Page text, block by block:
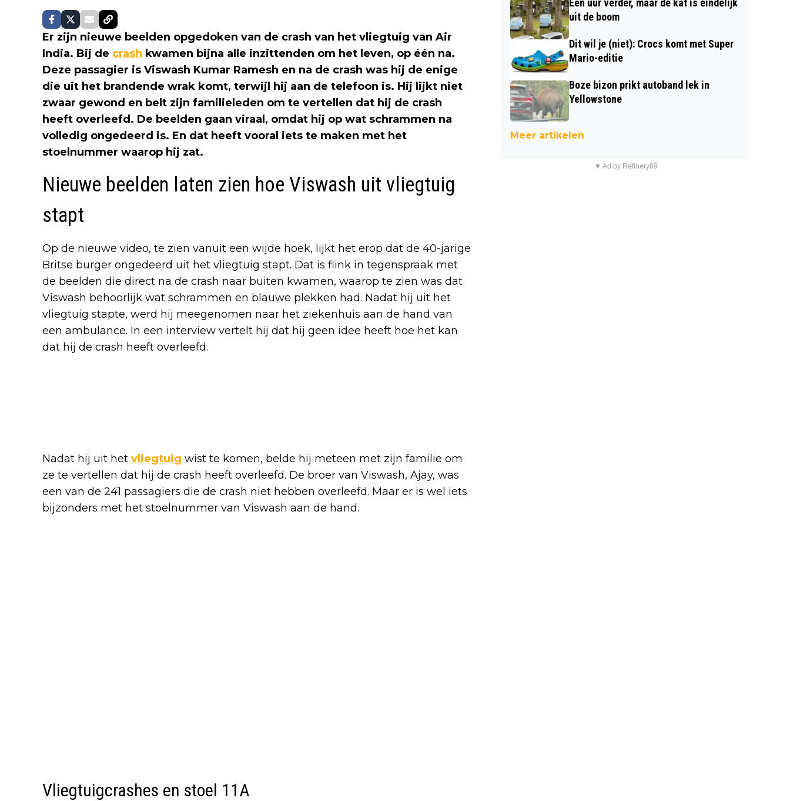
Er zijn nieuwe beelden opgedoken van de crash van het vliegtuig van Air
India. Bij de crash kwamen bijna alle inzittenden om het leven, op één na.
Deze passagier is Viswash Kumar Ramesh en na de crash was hij de enige
die uit het brandende wrak komt, terwijl hij aan de telefoon is. Hij lijkt niet
zwaar gewond en belt zijn familieleden om te vertellen dat hij de crash
heeft overleefd. De beelden gaan viraal, omdat hij op wat schrammen na
volledig ongedeerd is. En dat heeft vooral iets te maken met het
stoelnummer waarop hij zat.
Nieuwe beelden laten zien hoe Viswash uit vliegtuig
stapt
Op de nieuwe video, te zien vanuit een wijde hoek, lijkt het erop dat de 40-jarige
Britse burger ongedeerd uit het vliegtuig stapt. Dat is flink in tegenspraak met
de beelden die direct na de crash naar buiten kwamen, waarop te zien was dat
Viswash behoorlijk wat schrammen en blauwe plekken had. Nadat hij uit het
vliegtuig stapte, werd hij meegenomen naar het ziekenhuis aan de hand van
een ambulance. In een interview vertelt hij dat hij geen idee heeft hoe het kan
dat hij de crash heeft overleefd.
Nadat hij uit het vliegtuig wist te komen, belde hij meteen met zijn familie om
ze te vertellen dat hij de crash heeft overleefd. De broer van Viswash, Ajay, was
een van de 241 passagiers die de crash niet hebben overleefd. Maar er is wel iets
bijzonders met het stoelnummer van Viswash aan de hand.
Vliegtuigcrashes en stoel 11A
Een uur verder, maar de kat is eindelijk
uit de boom
Dit wil je (niet): Crocs komt met Super
Mario-editie
Boze bizon prikt autoband lek in
Yellowstone
Meer artikelen
▼ Ad by Refinery89